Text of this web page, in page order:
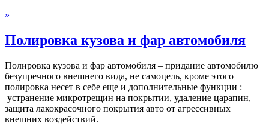
»
Полировка кузова и фар автомобиля
Полировка кузова и фар автомобиля – придание автомобилю
безупречного внешнего вида, не самоцель, кроме этого
полировка несет в себе еще и дополнительные функции :
устранение микротрещин на покрытии, удаление царапин,
защита лакокрасочного покрытия авто от агрессивных
внешних воздействий.